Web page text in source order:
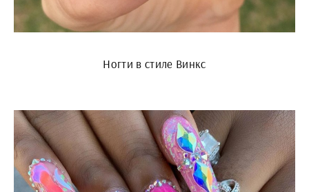
Ногти в стиле Винкс